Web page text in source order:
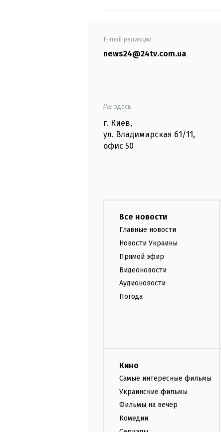
E-mail редакции
news24@24tv.com.ua
Мы здесь:
г. Киев,
ул. Владимирская 61/11,
офис 50
Все новости
Главные новости
Новости Украины
Прямой эфир
Видеоновости
Аудионовости
Погода
Кино
Самые интересные фильмы
Украинские фильмы
Фильмы на вечер
Комедии